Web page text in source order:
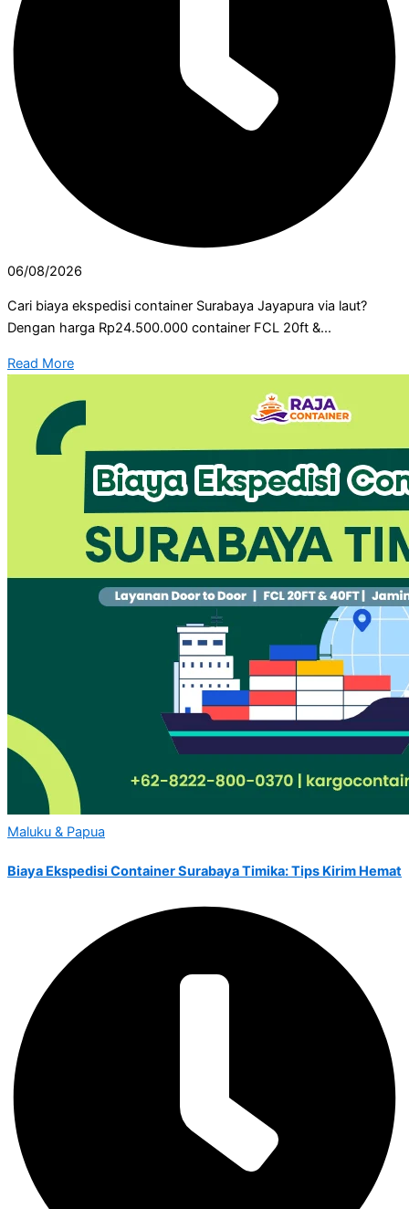
06/08/2026
Cari biaya ekspedisi container Surabaya Jayapura via laut?
Dengan harga Rp24.500.000 container FCL 20ft &...
Read More
Maluku & Papua
Biaya Ekspedisi Container Surabaya Timika: Tips Kirim Hemat